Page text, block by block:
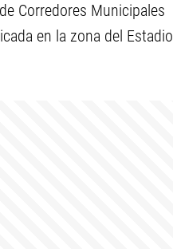
Corredores Municipales
en la zona del Estadio